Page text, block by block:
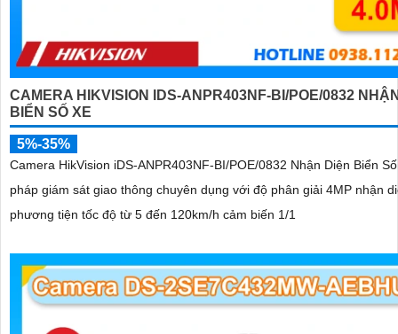
CAMERA HIKVISION IDS-ANPR403NF-BI/POE/0832
BIỂN SỐ XE
5%-35%
Camera HikVision iDS-ANPR403NF-BI/POE/0832 Nhận Diện Biển
pháp giám sát giao thông chuyên dụng với độ phân giải 4MP nhận
phương tiện tốc độ từ 5 đến 120km/h cảm biến 1/1